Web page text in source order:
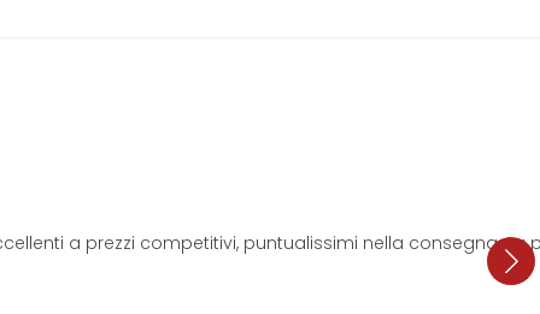
a prezzi competitivi, puntualissimi nella consegna. La